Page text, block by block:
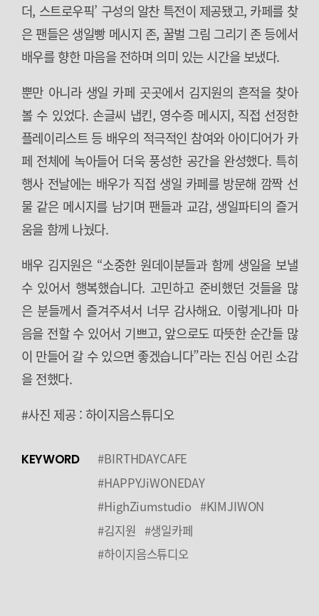
더, 스트로우픽’ 구성의 알찬 특전이 제공됐고, 카페를 찾
은 팬들은 생일빵 메시지 존, 꿀벌 그림 그리기 존 등에서
배우를 향한 마음을 전하며 의미 있는 시간을 보냈다.
뿐만 아니라 생일 카페 곳곳에서 김지원의 흔적을 찾아
볼 수 있었다. 손글씨 냅킨, 영수증 메시지, 직접 선정한
플레이리스트 등 배우의 적극적인 참여와 아이디어가 카
페 전체에 녹아들어 더욱 풍성한 공간을 완성했다. 특히
행사 전날에는 배우가 직접 생일 카페를 방문해 깜짝 선
물 같은 메시지를 남기며 팬들과 교감, 생일파티의 즐거
움을 함께 나눴다.
배우 김지원은 “소중한 원데이분들과 함께 생일을 보낼
수 있어서 행복했습니다. 고민하고 준비했던 것들을 많
은 분들께서 즐겨주셔서 너무 감사해요. 이렇게나마 마
음을 전할 수 있어서 기쁘고, 앞으로도 따뜻한 순간들 많
이 만들어 갈 수 있으면 좋겠습니다”라는 진심 어린 소감
을 전했다.
#사진 제공 : 하이지음스튜디오
KEYWORD
#BIRTHDAYCAFE
#HAPPYJiWONEDAY
#HighZiumstudio #KIMJIWON
#김지원 #생일카페
#하이지음스튜디오